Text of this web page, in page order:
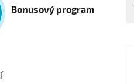
Bonusový program